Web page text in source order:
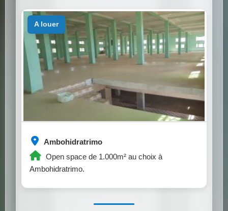
Ambohidratrimo
Open space de 1.000m² au choix à
Ambohidratrimo.
a louer